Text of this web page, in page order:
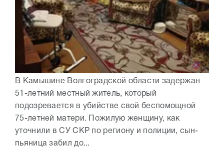
В Камышине Волгоградской области задержан
51-летний местный житель, который
подозревается в убийстве свой беспомощной
75-летней матери. Пожилую женщину, как
уточнили в СУ СКР по региону и полиции, сын-
пьяница забил до...